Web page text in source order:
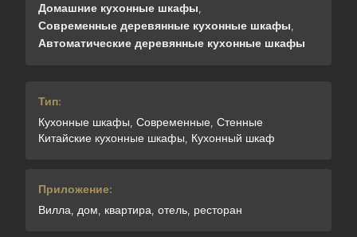
Домашние кухонные шкафы,
Современные деревянные кухонные шкафы,
Автоматические деревянные кухонные шкафы
Тип:
Кухонные шкафы, Современные, Стенные
Китайские кухонные шкафы, Кухонный шкаф
Приложение:
Вилла, дом, квартира, отель, ресторан